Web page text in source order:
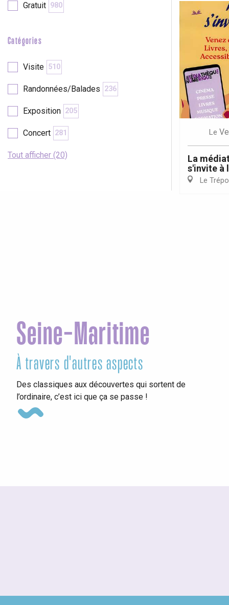
Gratuit 980
Catégories
Visite 510
Randonnées/Balades 236
Exposition 205
Concert 281
Tout afficher (20)
Le
La
s'invite à
Le
Seine-Maritime
À travers d'autres aspects
Des classiques aux découvertes qui sortent de
l’ordinaire, c’est ici que ça se passe !